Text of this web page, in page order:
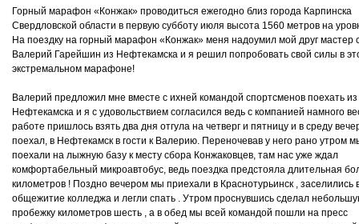
Горный марафон «Конжак» проводиться ежегодно близ города Карпинска
Свердловской области в первую субботу июля высота 1560 метров на
На поездку на горный марафон «Конжак» меня надоумил мой друг мастер
Валерий Гарейшин из Нефтекамска и я решил попробовать свой силы в
экстремальном марафоне!
Валерий предложил мне вместе с ихней командой спортсменов поехать из
Нефтекамска и я с удовольствием согласился ведь с компанией намного
работе пришлось взять два дня отгула на четверг и пятницу и в среду
поехал, в Нефтекамск в гости к Валерию. Переночевав у него рано утром
поехали на лыжную базу к месту сбора Конжаковцев, там нас уже ждал
комфортабельный микроавтобус, ведь поездка предстояла длительная
километров ! Поздно вечером мы приехали в Краснотурьинск , заселились
общежитие колледжа и легли спать . Утром проснувшись сделал
пробежку километров шесть , а в обед мы всей командой пошли на пресс